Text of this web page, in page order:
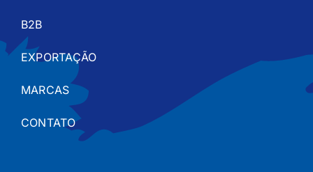
B2B
EXPORTAÇÃO
MARCAS
CONTATO